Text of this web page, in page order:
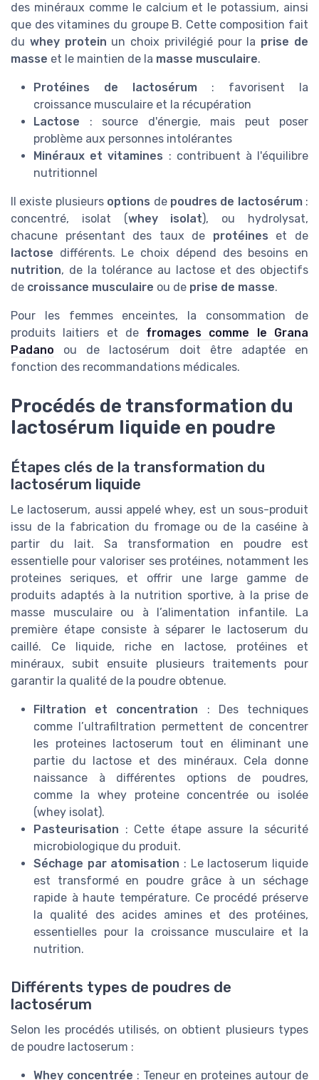
des minéraux comme le calcium et le potassium, ainsi
que des vitamines du groupe B. Cette composition fait
du whey protein un choix privilégié pour la prise de
masse et le maintien de la masse musculaire.
Protéines de lactosérum : favorisent la
croissance musculaire et la récupération
Lactose : source d'énergie, mais peut poser
problème aux personnes intolérantes
Minéraux et vitamines : contribuent à l'équilibre
nutritionnel
Il existe plusieurs options de poudres de lactosérum:
concentré, isolat (whey isolat), ou hydrolysat,
chacune présentant des taux de protéines et de
lactose différents. Le choix dépend des besoins en
nutrition, de la tolérance au lactose et des objectifs
de croissance musculaire ou de prise de masse.
Pour les femmes enceintes, la consommation de
produits laitiers et de fromages comme le Grana
Padano ou de lactosérum doit être adaptée en
fonction des recommandations médicales.
Procédés de transformation du
lactosérum liquide en poudre
Étapes clés de la transformation du
lactosérum liquide
Le lactoserum, aussi appelé whey, est un sous-produit
issu de la fabrication du fromage ou de la caséine à
partir du lait. Sa transformation en poudre est
essentielle pour valoriser ses protéines, notamment les
proteines seriques, et offrir une large gamme de
produits adaptés à la nutrition sportive, à la prise de
masse musculaire ou à l’alimentation infantile. La
première étape consiste à séparer le lactoserum du
caillé. Ce liquide, riche en lactose, protéines et
minéraux, subit ensuite plusieurs traitements pour
garantir la qualité de la poudre obtenue.
Filtration et concentration : Des techniques
comme l’ultrafiltration permettent de concentrer
les proteines lactoserum tout en éliminant une
partie du lactose et des minéraux. Cela donne
naissance à différentes options de poudres,
comme la whey proteine concentrée ou isolée
(whey isolat).
Pasteurisation : Cette étape assure la sécurité
microbiologique du produit.
Séchage par atomisation : Le lactoserum liquide
est transformé en poudre grâce à un séchage
rapide à haute température. Ce procédé préserve
la qualité des acides amines et des protéines,
essentielles pour la croissance musculaire et la
nutrition.
Différents types de poudres de
lactosérum
Selon les procédés utilisés, on obtient plusieurs types
de poudre lactoserum :
Whey concentrée : Teneur en proteines autour de